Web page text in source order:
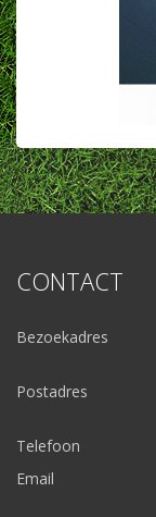
CONTACT
Bezoekadres
Postadres
Telefoon
Email